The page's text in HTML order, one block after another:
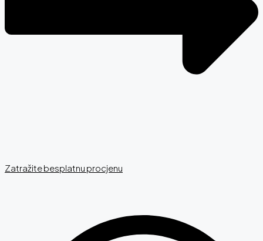
Zatražite besplatnu procjenu